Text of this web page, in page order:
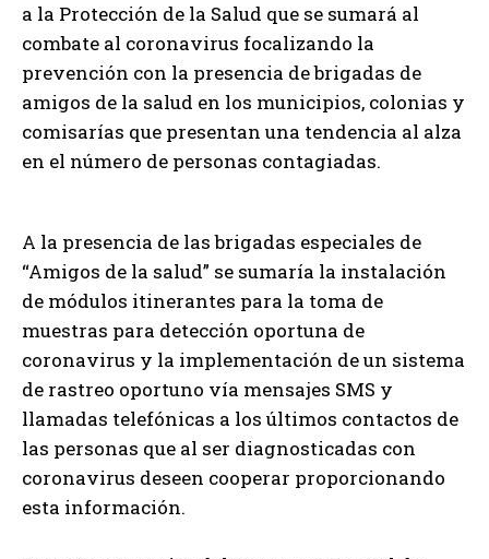
a la Protección de la Salud que se sumará al
combate al coronavirus focalizando la
prevención con la presencia de brigadas de
amigos de la salud en los municipios, colonias y
comisarías que presentan una tendencia al alza
en el número de personas contagiadas.
A la presencia de las brigadas especiales de
“Amigos de la salud” se sumaría la instalación
de módulos itinerantes para la toma de
muestras para detección oportuna de
coronavirus y la implementación de un sistema
de rastreo oportuno vía mensajes SMS y
llamadas telefónicas a los últimos contactos de
las personas que al ser diagnosticadas con
coronavirus deseen cooperar proporcionando
esta información.